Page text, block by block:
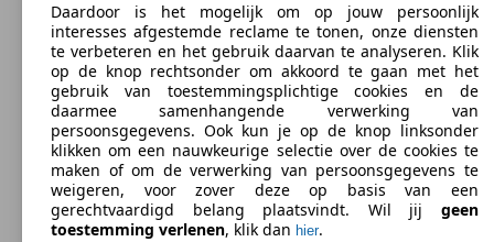
Daardoor is het mogelijk om op jouw persoonlijk
interesses afgestemde reclame te tonen, onze diensten
te verbeteren en het gebruik daarvan te analyseren. Klik
op de knop rechtsonder om akkoord te gaan met het
gebruik van toestemmingsplichtige cookies en de
daarmee samenhangende verwerking van
persoonsgegevens. Ook kun je op de knop linksonder
klikken om een nauwkeurige selectie over de cookies te
maken of om de verwerking van persoonsgegevens te
weigeren, voor zover deze op basis van een
gerechtvaardigd belang plaatsvindt. Wil jij geen
toestemming verlenen, klik dan hier.